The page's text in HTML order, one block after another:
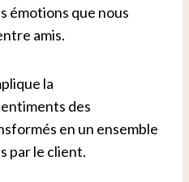
émotions que nous
amis.
la
des
en un ensemble
par le client.